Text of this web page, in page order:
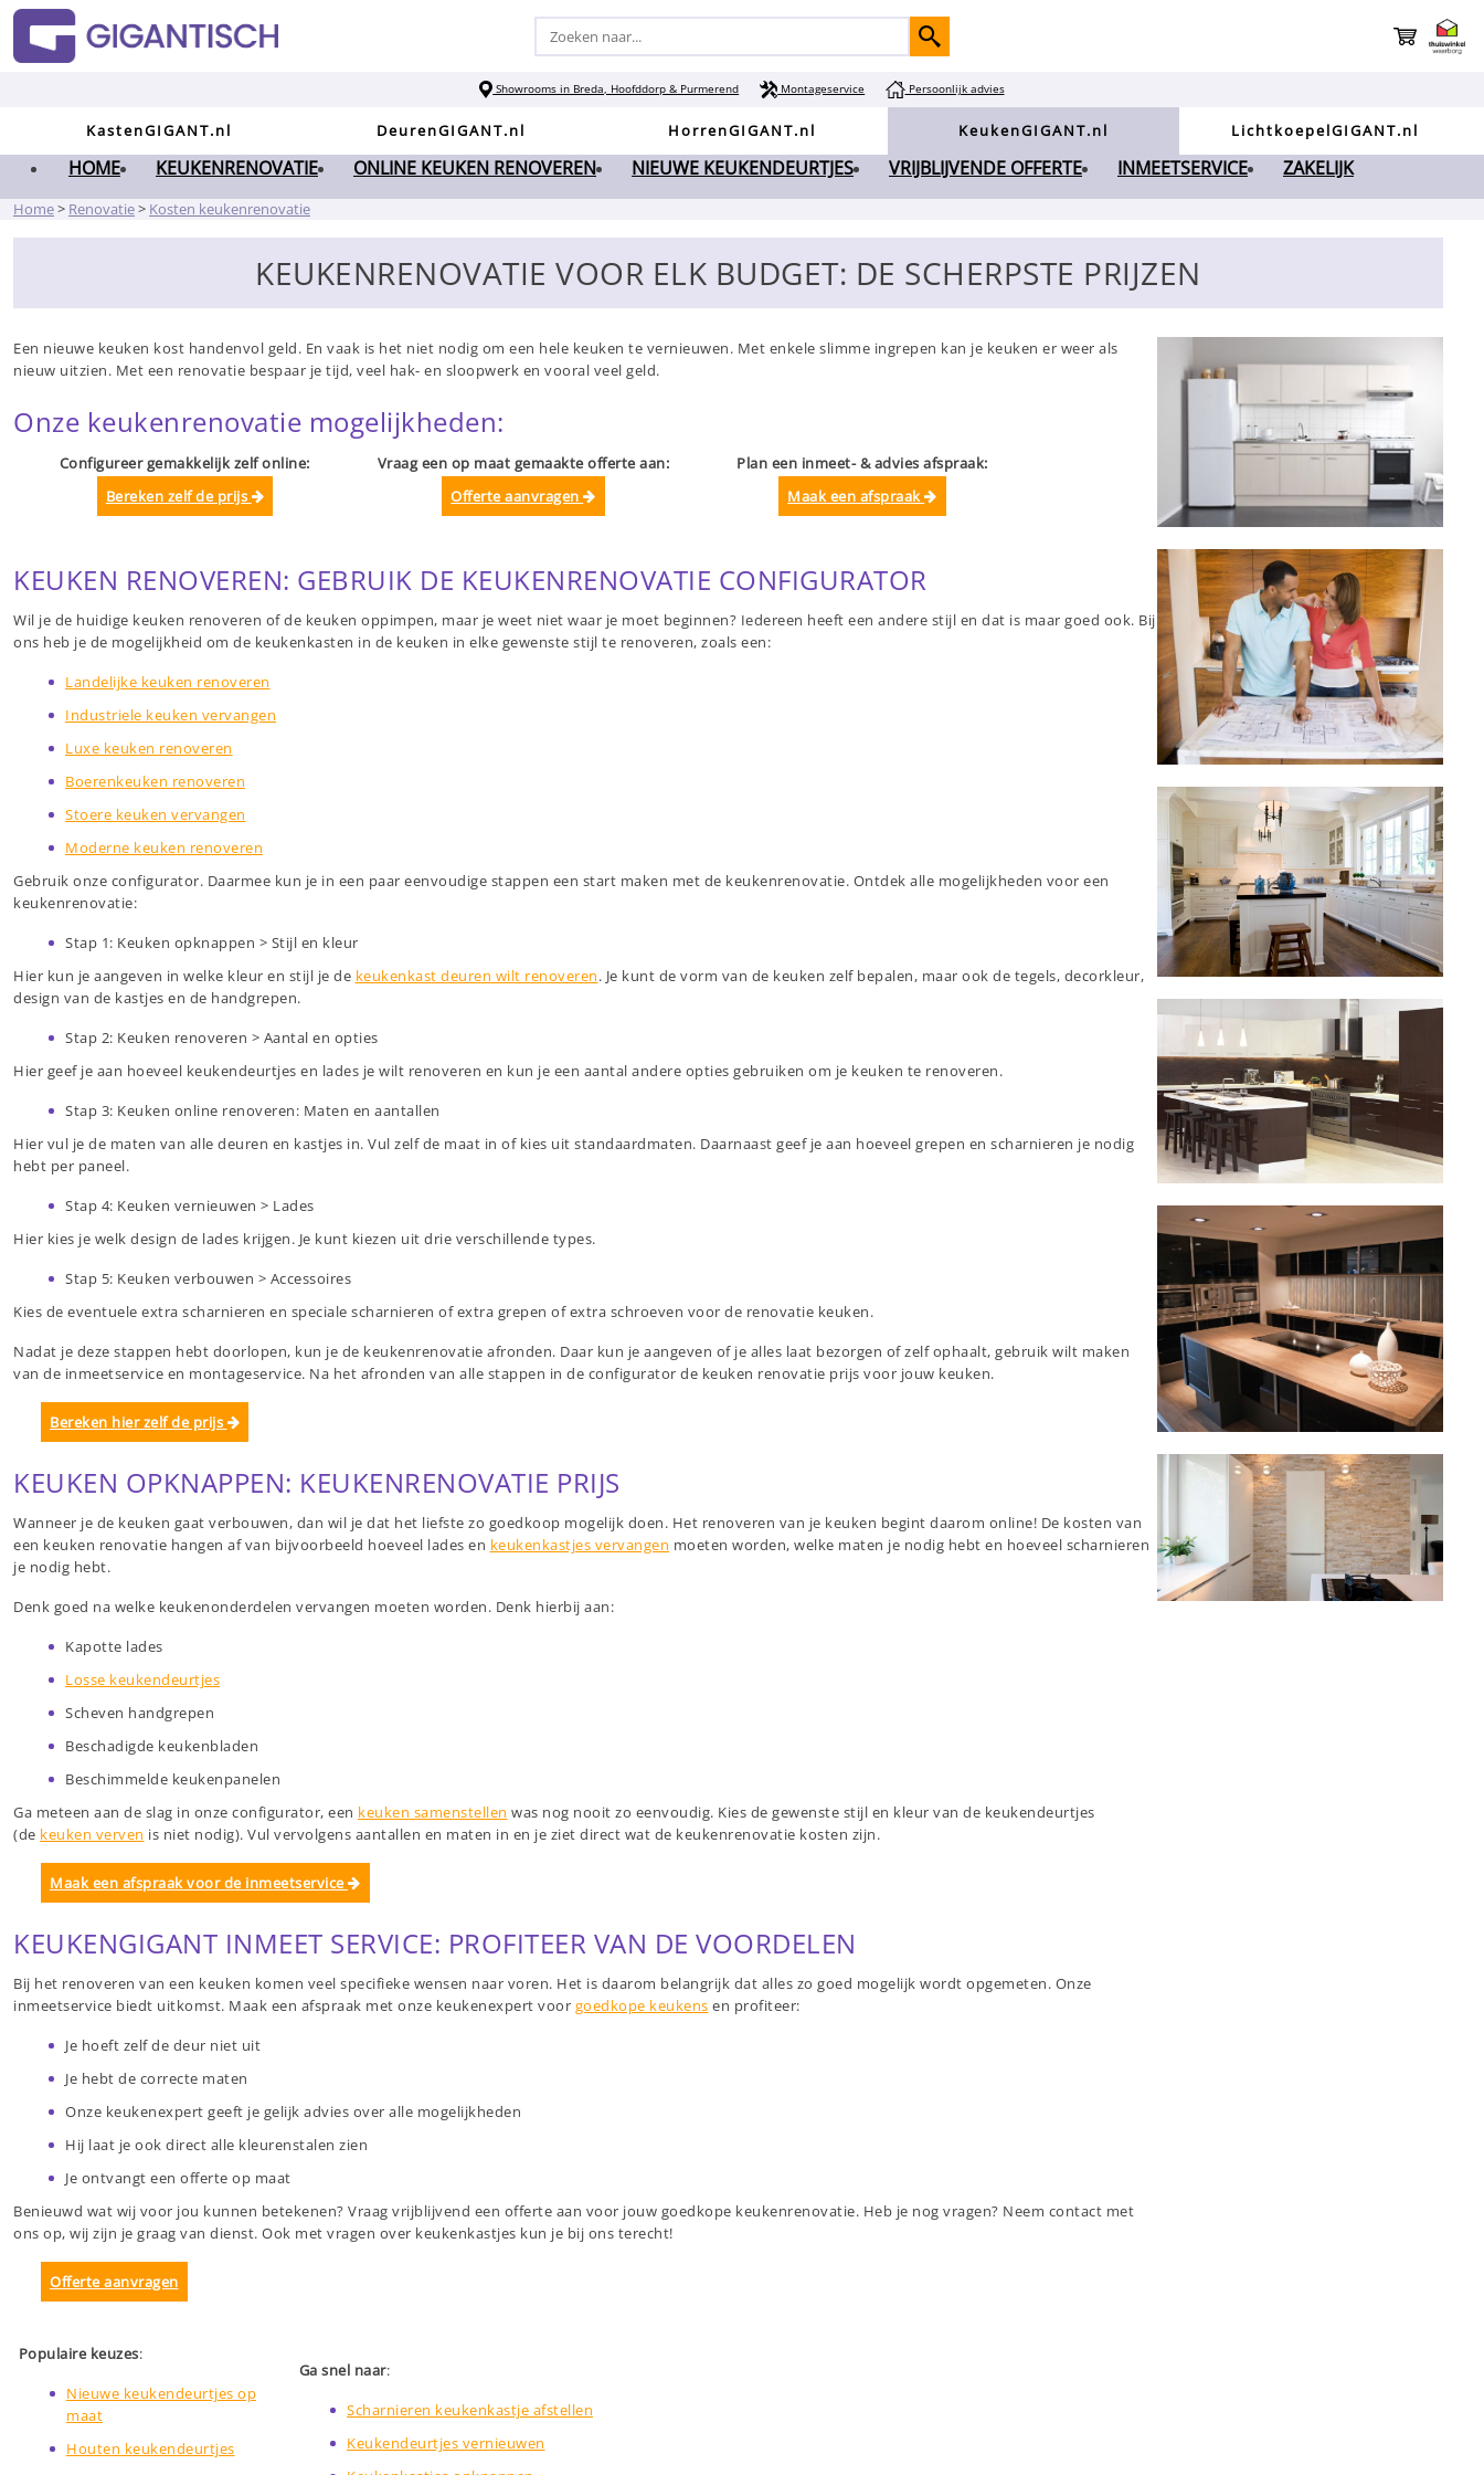
Showrooms in Breda, Hoofddorp & Purmerend Montageservice Persoonlijk advies
KastenGIGANT.nl DeurenGIGANT.nl HorrenGIGANT.nl KeukenGIGANT.nl LichtkoepelGIGANT.nl
HOME KEUKENRENOVATIE ONLINE KEUKEN RENOVEREN NIEUWE KEUKENDEURTJES VRIJBLIJVENDE OFFERTE INMEETSERVICE ZAKELIJK
Home> Renovatie> Kosten keukenrenovatie
KEUKENRENOVATIE VOOR ELK BUDGET: DE SCHERPSTE PRIJZEN
Een nieuwe keuken kost handenvol geld. En vaak is het niet nodig om een hele keuken te vernieuwen. Met enkele slimme ingrepen kan je keuken er weer als
nieuw uitzien. Met een renovatie bespaar je tijd, veel hak- en sloopwerk en vooral veel geld.
Onze keukenrenovatie mogelijkheden:
Configureer gemakkelijk zelf online: Vraag een op maat gemaakte offerte aan:
Plan een inmeet- & advies afspraak:
Bereken zelf de prijs
Offerte aanvragen Maak een afspraak
KEUKEN RENOVEREN: GEBRUIK DE KEUKENRENOVATIE CONFIGURATOR
Wil je de huidige keuken renoveren of de keuken oppimpen, maar je weet niet waar je moet beginnen? Iedereen heeft een andere stijl en dat is maar goed ook. Bij
ons heb je de mogelijkheid om de keukenkasten in de keuken in elke gewenste stijl te renoveren, zoals een:
Landelijke keuken renoveren
Industriele keuken vervangen
Luxe keuken renoveren
Boerenkeuken renoveren
Stoere keuken vervangen
Moderne keuken renoveren
Gebruik onze configurator. Daarmee kun je in een paar eenvoudige stappen een start maken met de keukenrenovatie. Ontdek alle mogelijkheden voor een
keukenrenovatie:
Stap 1: Keuken opknappen > Stijl en kleur
Hier kun je aangeven in welke kleur en stijl je de keukenkast deuren wilt renoveren. Je kunt de vorm van de keuken zelf bepalen, maar ook de tegels, decorkleur,
design van de kastjes en de handgrepen.
Stap 2: Keuken renoveren > Aantal en opties
Hier geef je aan hoeveel keukendeurtjes en lades je wilt renoveren en kun je een aantal andere opties gebruiken om je keuken te renoveren.
Stap 3: Keuken online renoveren: Maten en aantallen
Hier vul je de maten van alle deuren en kastjes in. Vul zelf de maat in of kies uit standaardmaten. Daarnaast geef je aan hoeveel grepen en scharnieren je nodig
hebt per paneel.
Stap 4: Keuken vernieuwen > Lades
Hier kies je welk design de lades krijgen. Je kunt kiezen uit drie verschillende types.
Stap 5: Keuken verbouwen > Accessoires
Kies de eventuele extra scharnieren en speciale scharnieren of extra grepen of extra schroeven voor de renovatie keuken.
Nadat je deze stappen hebt doorlopen, kun je de keukenrenovatie afronden. Daar kun je aangeven of je alles laat bezorgen of zelf ophaalt, gebruik wilt maken
van de inmeetservice en montageservice. Na het afronden van alle stappen in de configurator de keuken renovatie prijs voor jouw keuken.
Bereken hier zelf de prijs
KEUKEN OPKNAPPEN: KEUKENRENOVATIE PRIJS
Wanneer je de keuken gaat verbouwen, dan wil je dat het liefste zo goedkoop mogelijk doen. Het renoveren van je keuken begint daarom online! De kosten van
een keuken renovatie hangen af van bijvoorbeeld hoeveel lades en keukenkastjes vervangen moeten worden, welke maten je nodig hebt en hoeveel scharnieren
je nodig hebt.
Denk goed na welke keukenonderdelen vervangen moeten worden. Denk hierbij aan:
Kapotte lades
Losse keukendeurtjes
Scheven handgrepen
Beschadigde keukenbladen
Beschimmelde keukenpanelen
Ga meteen aan de slag in onze configurator, een keuken samenstellen was nog nooit zo eenvoudig. Kies de gewenste stijl en kleur van de keukendeurtjes
(de keuken verven is niet nodig). Vul vervolgens aantallen en maten in en je ziet direct wat de keukenrenovatie kosten zijn.
Maak een afspraak voor de inmeetservice
KEUKENGIGANT INMEET SERVICE: PROFITEER VAN DE VOORDELEN
Bij het renoveren van een keuken komen veel specifieke wensen naar voren. Het is daarom belangrijk dat alles zo goed mogelijk wordt opgemeten. Onze
inmeetservice biedt uitkomst. Maak een afspraak met onze keukenexpert voor goedkope keukens en profiteer:
Je hoeft zelf de deur niet uit
Je hebt de correcte maten
Onze keukenexpert geeft je gelijk advies over alle mogelijkheden
Hij laat je ook direct alle kleurenstalen zien
Je ontvangt een offerte op maat
Benieuwd wat wij voor jou kunnen betekenen? Vraag vrijblijvend een offerte aan voor jouw goedkope keukenrenovatie. Heb je nog vragen? Neem contact met
ons op, wij zijn je graag van dienst. Ook met vragen over keukenkastjes kun je bij ons terecht!
Offerte aanvragen
Populaire keuzes:
Nieuwe keukendeurtjes op
maat
Houten keukendeurtjes
Ga snel naar:
Scharnieren keukenkastje afstellen
Keukendeurtjes vernieuwen